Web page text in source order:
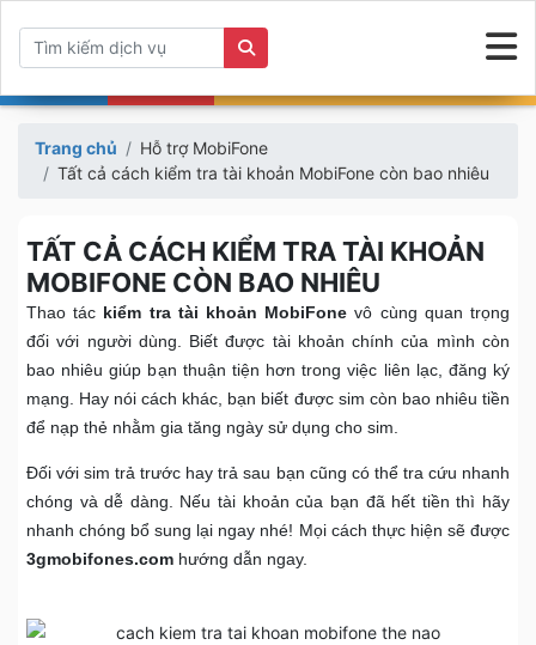
Trang chủ
Hỗ trợ MobiFone
Tất cả cách kiểm tra tài khoản MobiFone còn bao nhiêu
TẤT CẢ CÁCH KIỂM TRA TÀI KHOẢN
MOBIFONE CÒN BAO NHIÊU
Thao tác kiểm tra tài khoản MobiFone vô cùng quan trọng
đối với người dùng. Biết được tài khoản chính của mình còn
bao nhiêu giúp bạn thuận tiện hơn trong việc liên lạc, đăng ký
mạng. Hay nói cách khác, bạn biết được sim còn bao nhiêu tiền
để nạp thẻ nhằm gia tăng ngày sử dụng cho sim.
Đối với sim trả trước hay trả sau bạn cũng có thể tra cứu nhanh
chóng và dễ dàng. Nếu tài khoản của bạn đã hết tiền thì hãy
nhanh chóng bổ sung lại ngay nhé! Mọi cách thực hiện sẽ được
3gmobifones.com hướng dẫn ngay.